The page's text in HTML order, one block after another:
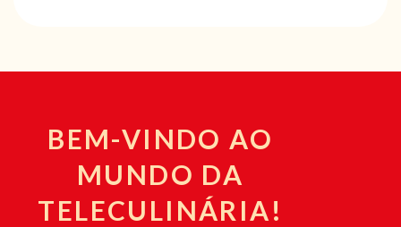
BEM-VINDO AO
MUNDO DA
TELECULINÁRIA!